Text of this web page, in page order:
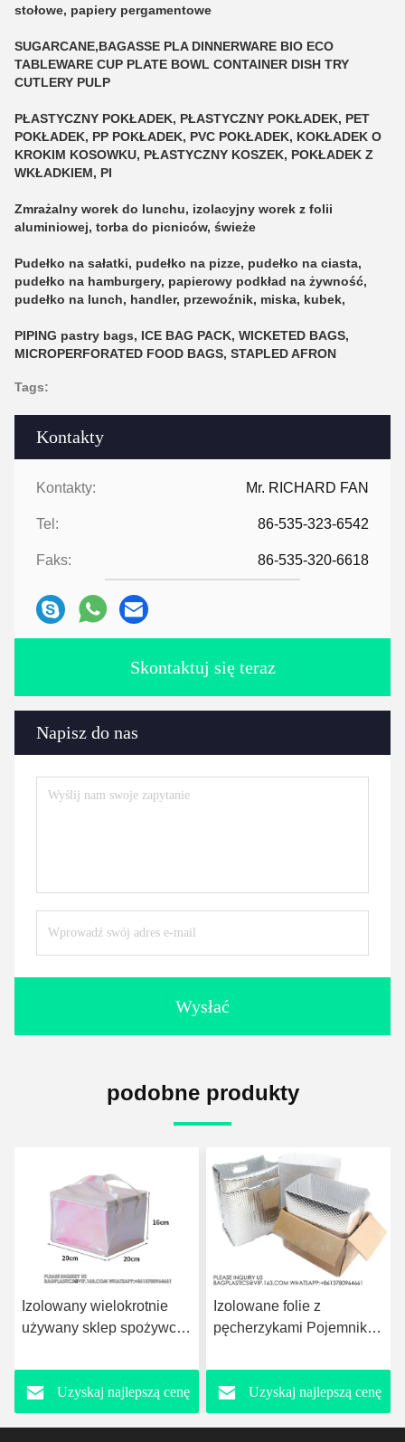
Kontakty
Kontakty: Mr. RICHARD FAN
Tel: 86-535-323-6542
Faks: 86-535-320-6618
Skontaktuj się teraz
Napisz do nas
Wysłać
stołowe, papiery pergamentowe
SUGARCANE,BAGASSE PLA DINNERWARE BIO ECO
TABLEWARE CUP PLATE BOWL CONTAINER DISH TRY
CUTLERY PULP
PŁASTYCZNY POKŁADEK, PŁASTYCZNY POKŁADEK, PET
POKŁADEK, PP POKŁADEK, PVC POKŁADEK, KOKŁADEK O
KROKIM KOSOWKU, PŁASTYCZNY KOSZEK, POKŁADEK Z
WKŁADKIEM, PI
Zmrażalny worek do lunchu, izolacyjny worek z folii
aluminiowej, torba do picniców, świeże
Pudełko na sałatki, pudełko na pizze, pudełko na ciasta,
pudełko na hamburgery, papierowy podkład na żywność,
pudełko na lunch, handler, przewoźnik, miska, kubek,
PIPING pastry bags, ICE BAG PACK, WICKETED BAGS,
MICROPERFORATED FOOD BAGS, STAPLED AFRON
Tags:
podobne produkty
Izolowane folie z
pęcherzykami Pojemnik
gorące zimne
termoizolowane torby
dostaw żywności
Uzyskaj najlepszą cenę
- 394 Mil 10,8 Sqft
Automobile Sound
Insulation Material -
Materiał do tłumienia
dźwięku i izolacji cieplnej
Uzyskaj najlepszą cenę